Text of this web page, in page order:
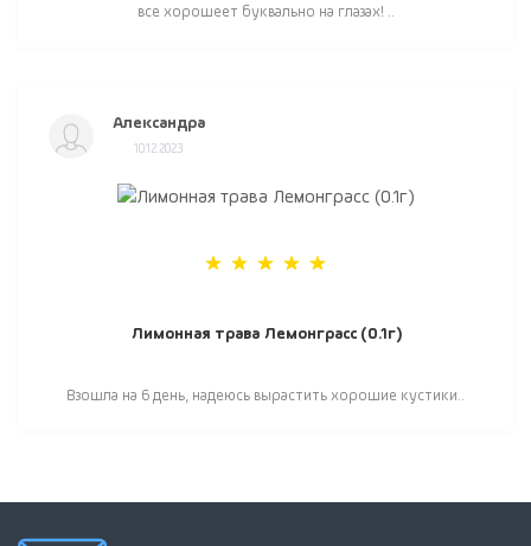
все хорошеет буквально на глазах! ..
Александра
10.12.2023
Лимонная трава Лемонграсс (0.1г)
Взошла на 6 день, надеюсь вырастить хорошие кустики..